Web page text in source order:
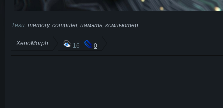
Теги: memory, computer, память компьютер
XenoMorph 16 0